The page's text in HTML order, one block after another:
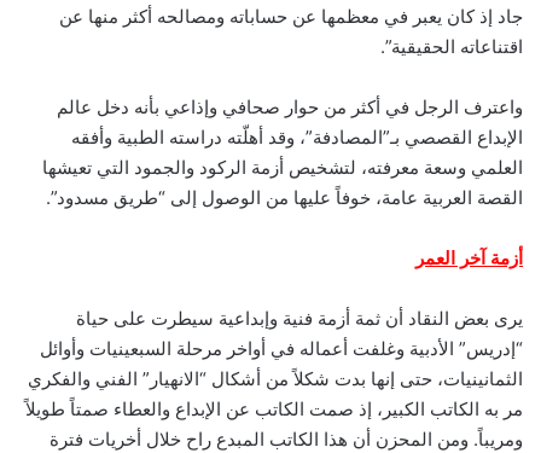
جاد إذ كان يعبر في معظمها عن حساباته ومصالحه أكثر منها عن
اقتناعاته الحقيقية”.
واعترف الرجل في أكثر من حوار صحافي وإذاعي بأنه دخل عالم
الإبداع القصصي بـ”المصادفة”، وقد أهلّته دراسته الطبية وأفقه
العلمي وسعة معرفته، لتشخيص أزمة الركود والجمود التي تعيشها
القصة العربية عامة، خوفاً عليها من الوصول إلى “طريق مسدود”.
أزمة آخر العمر
يرى بعض النقاد أن ثمة أزمة فنية وإبداعية سيطرت على حياة
“إدريس” الأدبية وغلفت أعماله في أواخر مرحلة السبعينيات وأوائل
الثمانينيات، حتى إنها بدت شكلاً من أشكال “الانهيار” الفني والفكري
مر به الكاتب الكبير، إذ صمت الكاتب عن الإبداع والعطاء صمتاً طويلاً
ومريباً. ومن المحزن أن هذا الكاتب المبدع راح خلال أخريات فترة